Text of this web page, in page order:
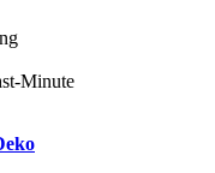
Minute